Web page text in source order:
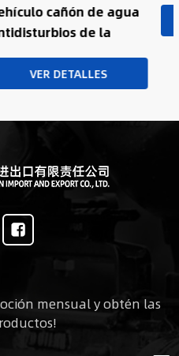
/ Camión de agua
antidisturbios
turborreactor
personalizado
sistema de
VER DETALLES
mensual y obtén las